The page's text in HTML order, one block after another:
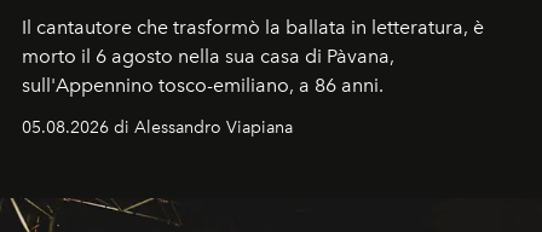
Il cantautore che trasformò la ballata in letteratura, è
morto il 6 agosto nella sua casa di Pàvana,
sull'Appennino tosco-emiliano, a 86 anni.
05.08.2026 di Alessandro Viapiana